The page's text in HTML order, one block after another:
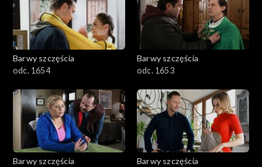
Barwy szczęścia
odc. 1654
Barwy szczęścia
odc. 1653
Barwy szczęścia
Barwy szczęścia